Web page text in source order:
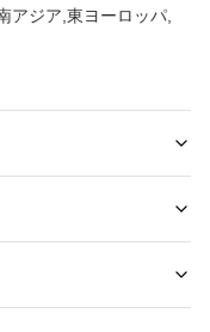
アジア,東ヨーロッパ,